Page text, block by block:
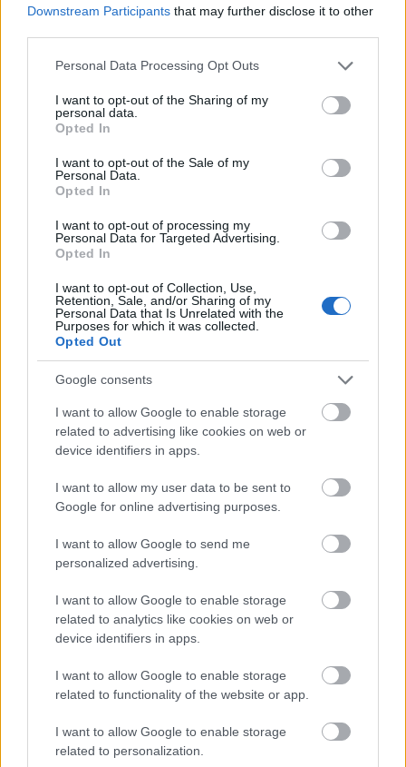
Downstream Participants that may further disclose it to other
Please note that this website/app uses one or more Google
not limited to your visit or usage behaviour. You may click to
grant or deny consent to Google and its third-party tags to
use your data for below specified purposes in below Google
consent section.
Personal Data Processing Opt Outs
I want to opt-out of the Sharing of my
personal data.
Opted In
I want to opt-out of the Sale of my
Personal Data.
Opted In
I want to opt-out of processing my
Personal Data for Targeted Advertising.
Opted In
I want to opt-out of Collection, Use,
Retention, Sale, and/or Sharing of my
Personal Data that Is Unrelated with the
Purposes for which it was collected.
Opted Out
Google consents
I want to allow Google to enable storage
related to advertising like cookies on web or
device identifiers in apps.
I want to allow my user data to be sent to
Google for online advertising purposes.
I want to allow Google to send me
personalized advertising.
I want to allow Google to enable storage
related to analytics like cookies on web or
device identifiers in apps.
I want to allow Google to enable storage
related to functionality of the website or app.
I want to allow Google to enable storage
related to personalization.
Segítsünk neki azzal is, hogy a szívünkből egy zöld
és lélekszinten szeretet küldünk neki. Áramoltassuk
5 percig a zöld…
Utolsó Pillanatok a Szívszeretet
kiterjesztésére Szíriáért, mentsük
meg a Testvéreinket !!!
Istengyermek•2013. szeptember 15.
Nézzétel meg az alábbi anyagot és tegyetek szívetek
szerint, minden nap 9, 15 és 21 órakor várlak
benneteket a Teremtésben !
http://www.youtube.com/watch?v=BFpAHsCT-
v0&feature=youtu.be Köszönjük munkátokat:
Magdolna és Ilona
A Kollektív tudat tisztításában most
szükségünk van a segítségedre, légy
Áldott érte!
Istengyermek• 2013. július 23.
A kollektív tudat meditációjának végzése alatt a
gondolati mezőmhöz csatlakozott a Téta csillag
szelleme:" Mivel hasonló a bolygórendszerünk
működési elve, ezért bizonyos pontokon segítséggel
szolgálhatunk Nektek a fejlődésben.Sok egyedül élő
személy keserű gondolati…
Gyakorlat a gondolati mező